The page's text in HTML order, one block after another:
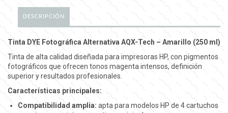
DESCRIPCIÓN
Tinta DYE Fotográfica Alternativa AQX-Tech – Amarillo (250 ml)
Tinta de alta calidad diseñada para impresoras HP, con pigmentos
fotográficos que ofrecen tonos magenta intensos, definición
superior y resultados profesionales.
Características principales:
Compatibilidad amplia: apta para modelos HP de 4 cartuchos